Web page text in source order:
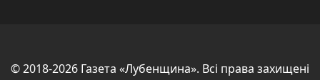
© 2018-2026 Газета «Лубенщина». Всі права захищені